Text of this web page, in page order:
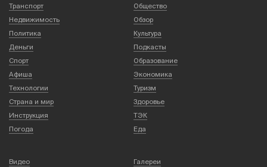
Транспорт
Общество
Недвижимость
Обзор
Политика
Культура
Деньги
Подкасты
Спорт
Образование
Афиша
Экономика
Технологии
Туризм
Страна и мир
Здоровье
Инструкция
ТЭК
Погода
Еда
Видео
Галереи